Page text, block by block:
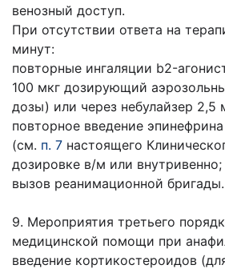
венозный доступ.
При отсутствии ответа на
минут:
повторные ингаляции b2-
100 мкг дозирующий
дозы) или через небулайзер 2,5
повторное введение
(см. п. 7 настоящего
дозировке в/м или внутривенно;
вызов реанимационной бригады.
9. Мероприятия третьего
медицинской помощи при
введение кортикостероидов